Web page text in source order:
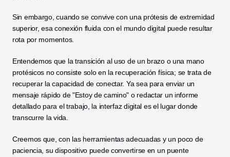
Sin embargo, cuando se convive con una prótesis de extremidad
superior, esa conexión fluida con el mundo digital puede resultar
rota por momentos.
Entendemos que la transición al uso de un brazo o una mano
protésicos no consiste solo en la recuperación física; se trata de
recuperar la capacidad de conectar. Ya sea para enviar un
mensaje rápido de "Estoy de camino" o redactar un informe
detallado para el trabajo, la interfaz digital es el lugar donde
transcurre la vida.
Creemos que, con las herramientas adecuadas y un poco de
paciencia, su dispositivo puede convertirse en un puente